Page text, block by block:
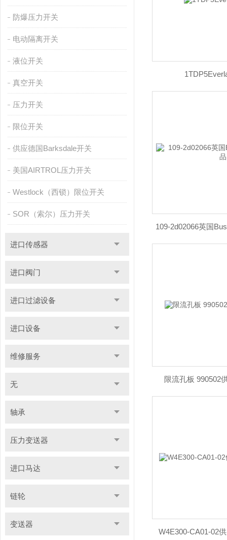
防爆压力开关
电动隔离开关
液位开关
真空开关
压力开关
限位开关
供应德国Barksdale开关
美国AIRTROL压力开关
Westlock（西锁）限位开关
SOR（索尔）压力开关
进口传感器
进口阀门
进口过滤设备
进口设备
维修服务
无
轴承
压力变送器
进口马达
链轮
变送器
109-2d02066英国
限流孔板 990502
W4E300-CA01-02